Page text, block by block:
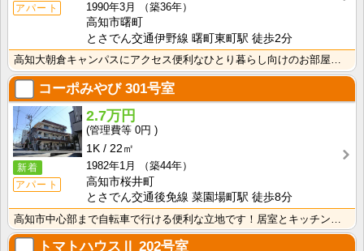
アパート
1990年3月
（築36年）
高知市曙町
とさでん交通伊野線 曙町東町駅 徒歩2分
コーポみやび301号室
新着
アパート
2.7万円
0円
1K
22㎡
1982年1月
（築44年）
高知市桜井町
とさでん交通後免線 菜園場町駅 徒歩8分
トマトハウスⅡ 202号室